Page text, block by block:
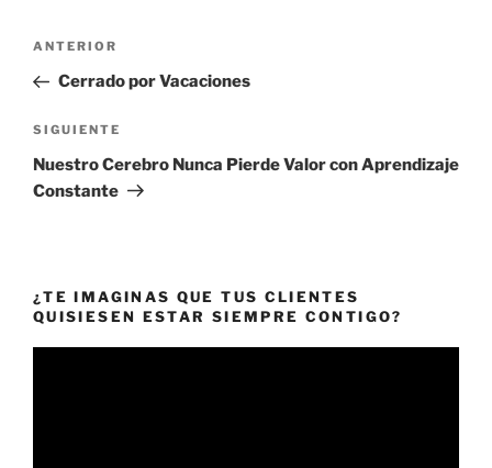
Navegación
entradas
Entrada
anterior:
ANTERIOR
Cerrado por Vacaciones
Siguiente
entrada
SIGUIENTE
Nuestro Cerebro Nunca Pierde Valor con Aprendizaje
Constante
¿TE IMAGINAS QUE TUS CLIENTES
QUISIESEN ESTAR SIEMPRE CONTIGO?